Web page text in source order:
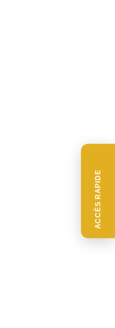
ACCÈS RAPIDE